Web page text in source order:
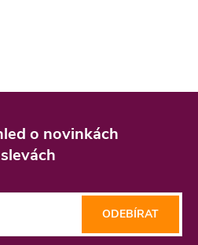
o novinkách
ODEBÍRAT